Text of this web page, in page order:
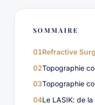
SOMMAIRE
01Refractive
02Topographie
03Topographie
04Le LASIK: de